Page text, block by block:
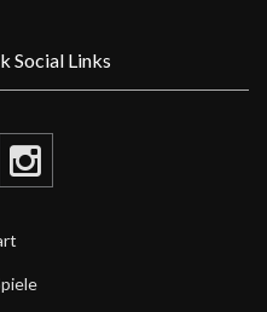
Social Links